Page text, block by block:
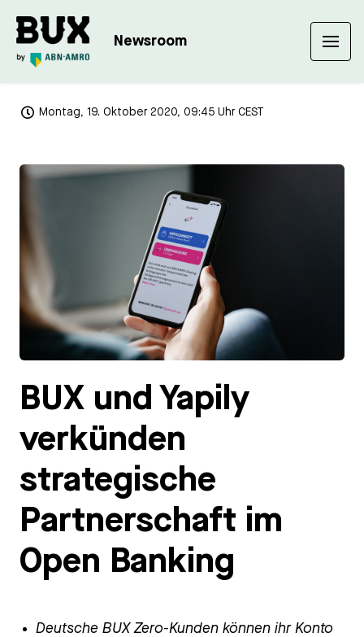
Newsroom
Montag, 19. Oktober 2020, 09:45 Uhr CEST
BUX und Yapily
verkünden
strategische
Partnerschaft im
Open Banking
Deutsche BUX Zero-Kunden können ihr Konto